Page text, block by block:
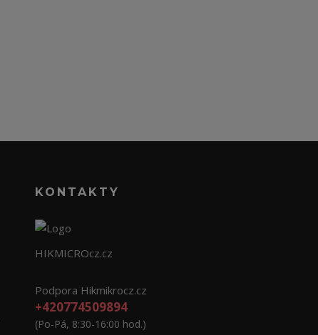
KONTAKTY
HIKMICROcz.cz
Podpora Hikmikrocz.cz
+420774509894
(Po-Pá, 8:30-16:00 hod.)